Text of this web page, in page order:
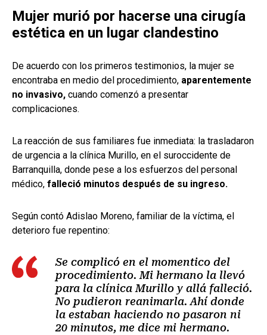
Mujer murió por hacerse una cirugía
estética en un lugar clandestino
De acuerdo con los primeros testimonios, la mujer se
encontraba en medio del procedimiento, aparentemente
no invasivo, cuando comenzó a presentar
complicaciones.
La reacción de sus familiares fue inmediata: la trasladaron
de urgencia a la clínica Murillo, en el suroccidente de
Barranquilla, donde pese a los esfuerzos del personal
médico, falleció minutos después de su ingreso.
Según contó Adislao Moreno, familiar de la víctima, el
deterioro fue repentino:
Se complicó en el momentico del
procedimiento. Mi hermano la llevó
para la clínica Murillo y allá falleció.
No pudieron reanimarla. Ahí donde
la estaban haciendo no pasaron ni
20 minutos, me dice mi hermano.